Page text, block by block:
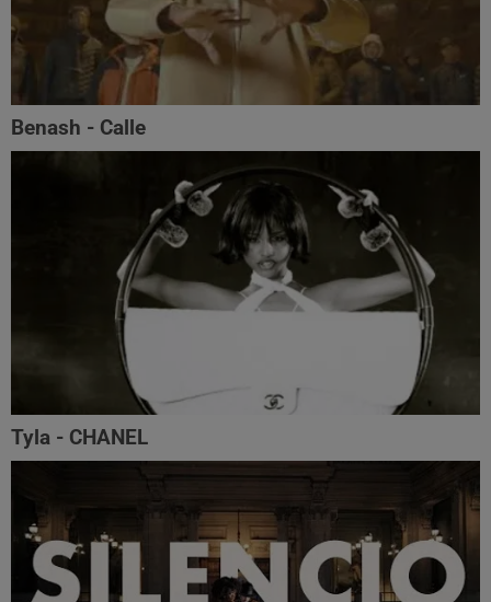
Benash - Calle
Tyla - CHANEL